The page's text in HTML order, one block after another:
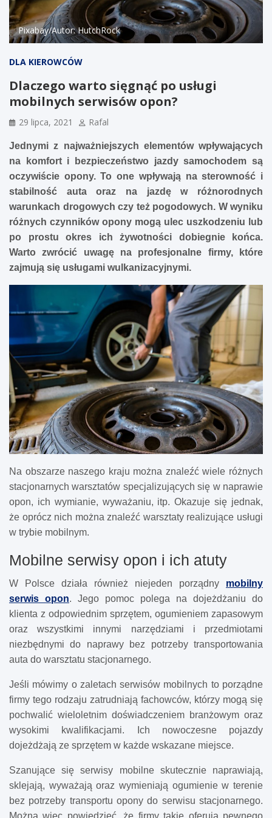
Pixabay/Autor: HutchRock
DLA KIEROWCÓW
Dlaczego warto sięgnąć po usługi
mobilnych serwisów opon?
29 lipca, 2021 Rafal
Jednymi z najważniejszych elementów wpływających
na komfort i bezpieczeństwo jazdy samochodem są
oczywiście opony. To one wpływają na sterowność i
stabilność auta oraz na jazdę w różnorodnych
warunkach drogowych czy też pogodowych. W wyniku
różnych czynników opony mogą ulec uszkodzeniu lub
po prostu okres ich żywotności dobiegnie końca.
Warto zwrócić uwagę na profesjonalne firmy, które
zajmują się usługami wulkanizacyjnymi.
Na obszarze naszego kraju można znaleźć wiele różnych
stacjonarnych warsztatów specjalizujących się w naprawie
opon, ich wymianie, wyważaniu, itp. Okazuje się jednak,
że oprócz nich można znaleźć warsztaty realizujące usługi
w trybie mobilnym.
Mobilne serwisy opon i ich atuty
W Polsce działa również niejeden porządny mobilny
serwis opon. Jego pomoc polega na dojeżdżaniu do
klienta z odpowiednim sprzętem, ogumieniem zapasowym
oraz wszystkimi innymi narzędziami i przedmiotami
niezbędnymi do naprawy bez potrzeby transportowania
auta do warsztatu stacjonarnego.
Jeśli mówimy o zaletach serwisów mobilnych to porządne
firmy tego rodzaju zatrudniają fachowców, którzy mogą się
pochwalić wieloletnim doświadczeniem branżowym oraz
wysokimi kwalifikacjami. Ich nowoczesne pojazdy
dojeżdżają ze sprzętem w każde wskazane miejsce.
Szanujące się serwisy mobilne skutecznie naprawiają,
sklejają, wyważają oraz wymieniają ogumienie w terenie
bez potrzeby transportu opony do serwisu stacjonarnego.